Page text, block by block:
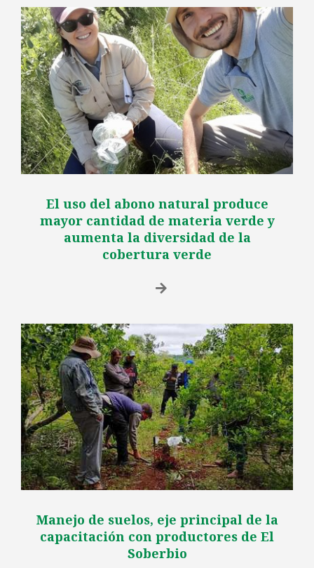
El uso del abono natural produce
mayor cantidad de materia verde y
aumenta la diversidad de la
cobertura verde
Manejo de suelos, eje principal de la
capacitación con productores de El
Soberbio